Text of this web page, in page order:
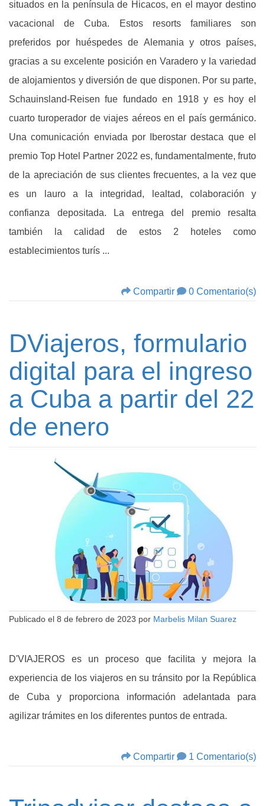
situados en la península de Hicacos, en el mayor destino
vacacional de Cuba. Estos resorts familiares son
preferidos por huéspedes de Alemania y otros países,
gracias a su excelente posición en Varadero y la variedad
de alojamientos y diversión de que disponen. Por su parte,
Schauinsland-Reisen fue fundado en 1918 y es hoy el
cuarto turoperador de viajes aéreos en el país germánico.
Una comunicación enviada por Iberostar destaca que el
premio Top Hotel Partner 2022 es, fundamentalmente, fruto
de la apreciación de sus clientes frecuentes, a la vez que
es un lauro a la integridad, lealtad, colaboración y
confianza depositada. La entrega del premio resalta
también la calidad de estos 2 hoteles como
establecimientos turís ...
Compartir 0 Comentario(s)
DViajeros, formulario
digital para el ingreso
a Cuba a partir del 22
de enero
Publicado el 8 de febrero de 2023 por Marbelis Milan Suarez
D'VIAJEROS es un proceso que facilita y mejora la
experiencia de los viajeros en su tránsito por la República
de Cuba y proporciona información adelantada para
agilizar trámites en los diferentes puntos de entrada.
Compartir 1 Comentario(s)